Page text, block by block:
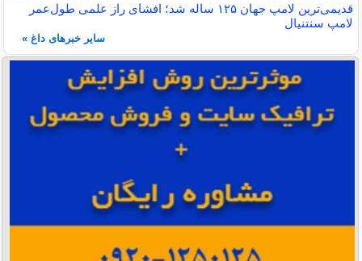
قدیمی‌ترین لامپ جهان ۱۲۵ ساله شد؛ افشای راز علمی طول‌عمر
لامپ سنتنیال
سایر خبرهای داغ »